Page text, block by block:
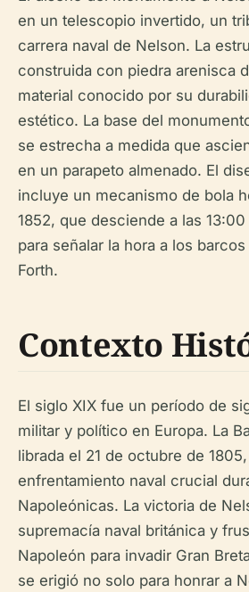
en un telescopio invertido, un
carrera naval de Nelson. La
construida con piedra arenisca
material conocido por su
estético. La base del
se estrecha a medida que
en un parapeto almenado. El
incluye un mecanismo de bola
1852, que desciende a las
para señalar la hora a los
Forth.
Contexto
El siglo XIX fue un período de
militar y político en Europa. La
librada el 21 de octubre de
enfrentamiento naval crucial
Napoleónicas. La victoria de
supremacía naval británica y
Napoleón para invadir Gran
se erigió no solo para honrar a